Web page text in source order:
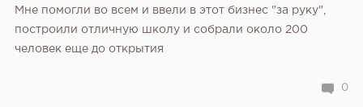
Мне помогли во всем и ввели в этот бизнес "за руку",
построили отличную школу и собрали около 200
человек еще до открытия
0